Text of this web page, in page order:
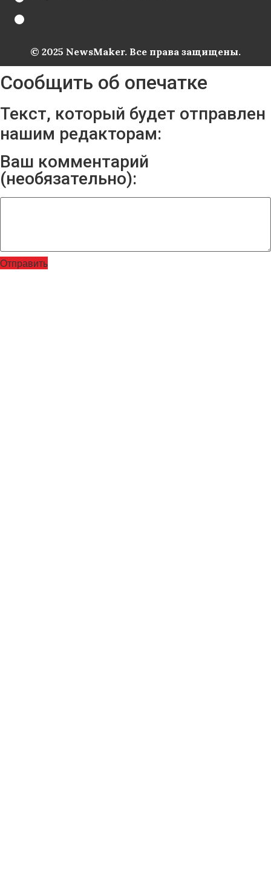
© 2025 NewsMaker. Все права защищены.
Сообщить об опечатке
Текст, который будет отправлен
нашим редакторам:
Ваш комментарий
(необязательно):
Отправить